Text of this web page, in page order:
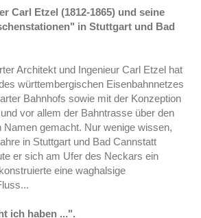
Carl Etzel (1812-1865) und seine
in Stuttgart und Bad
Architekt und Ingenieur Carl Etzel hat
württembergischen Eisenbahnnetzes
Bahnhofs sowie mit der Konzeption
vor allem der Bahntrasse über den
Namen gemacht. Nur wenige wissen,
in Stuttgart und Bad Cannstatt
er sich am Ufer des Neckars ein
eine waghalsige
ich haben ...".